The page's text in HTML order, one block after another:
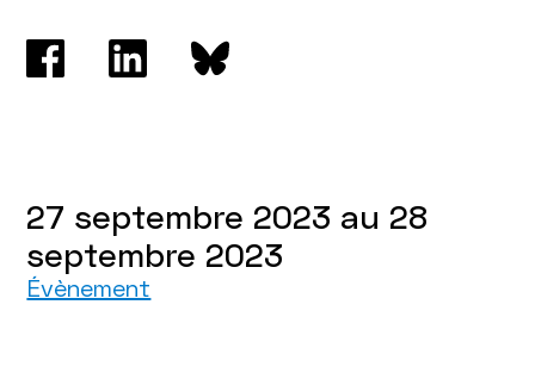
27 septembre 2023 au 28
septembre 2023
Évènement